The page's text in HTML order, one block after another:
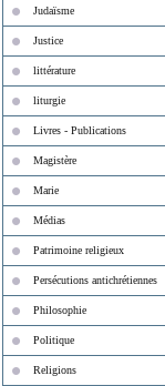
Judaïsme
Justice
littérature
liturgie
Livres - Publications
Magistère
Marie
Médias
Patrimoine religieux
Persécutions antichrétiennes
Philosophie
Politique
Religions